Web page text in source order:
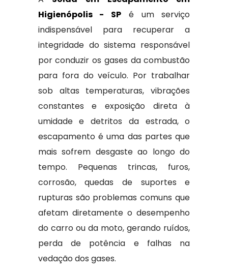
Higienópolis - SP é um serviço
indispensável para recuperar a
integridade do sistema responsável
por conduzir os gases da combustão
para fora do veículo. Por trabalhar
sob altas temperaturas, vibrações
constantes e exposição direta à
umidade e detritos da estrada, o
escapamento é uma das partes que
mais sofrem desgaste ao longo do
tempo. Pequenas trincas, furos,
corrosão, quedas de suportes e
rupturas são problemas comuns que
afetam diretamente o desempenho
do carro ou da moto, gerando ruídos,
perda de potência e falhas na
vedação dos gases.